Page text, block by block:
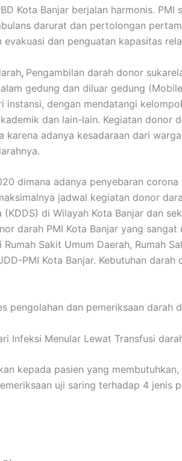
Kota Banjar berjalan harmonis.
darurat dan pertolongan
evakuasi dan penguatan kapasitas
, Pengambilan darah donor
gedung dan diluar gedung
instansi, dengan mendatangi
dan lain-lain. Kegiatan donor
karena adanya kesadaraan dari
dimana adanya penyebaran corona
jadwal kegiatan donor
(KDDS) di Wilayah Kota Banjar dan
darah PMI Kota Banjar yang
Sakit Umum Daerah, Rumah
PMI Kota Banjar. Kebutuhan darah
pengolahan dan pemeriksaan darah
Infeksi Menular Lewat Transfusi
kepada pasien yang
uji saring terhadap 4 jenis